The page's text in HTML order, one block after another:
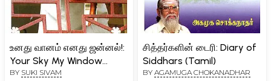
உனது வானம் எனது ஜன்னல்!:
Your Sky My Window
(Tamil)
BY SUKI SIVAM
சித்தர்களின் டைரி: Diary of
Siddhars (Tamil)
BY AGAMUGA CHOKANADHAR